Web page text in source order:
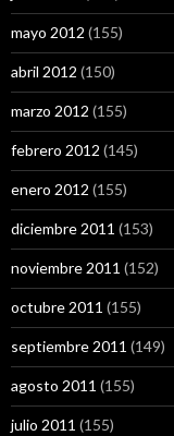
mayo 2012 (155)
abril 2012 (150)
marzo 2012 (155)
febrero 2012 (145)
enero 2012 (155)
diciembre 2011 (153)
noviembre 2011 (152)
octubre 2011 (155)
septiembre 2011 (149)
agosto 2011 (155)
julio 2011 (155)